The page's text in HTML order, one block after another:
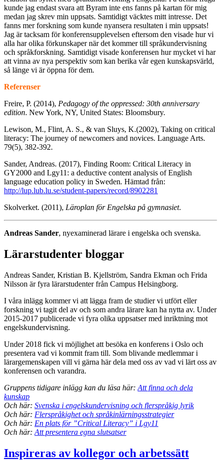
kunde jag endast svara att Byram inte ens fanns på kartan för mig
medan jag skrev min uppsats. Samtidigt väcktes mitt intresse. Det
fanns mer forskning som kunde nyansera resultaten i min uppsats!
Jag är tacksam för konferensupplevelsen eftersom den visade hur vi
alla har olika förkunskaper när det kommer till språkundervisning
och språkforskning. Samtidigt visade konferensen hur mycket vi har
att vinna av nya perspektiv som kan berika vår egen kunskapsvärld,
så länge vi är öppna för dem.
Referenser
Freire, P. (2014), Pedagogy of the oppressed: 30th anniversary
edition. New York, NY, United States: Bloomsbury.
Lewison, M., Flint, A. S., & van Sluys, K.(2002), Taking on critical
literacy: The journey of newcomers and novices. Language Arts.
79(5), 382-392.
Sander, Andreas. (2017), Finding Room: Critical Literacy in
GY2000 and Lgy11: a deductive content analysis of English
language education policy in Sweden. Hämtad från:
http://lup.lub.lu.se/student-papers/record/8902281
Skolverket. (2011), Läroplan för Engelska på gymnasiet.
Andreas Sander, nyexaminerad lärare i engelska och svenska.
Lärarstudenter bloggar
Andreas Sander, Kristian B. Kjellström, Sandra Ekman och Frida
Nilsson är fyra lärarstudenter från Campus Helsingborg.
I våra inlägg kommer vi att lägga fram de studier vi utfört eller
forskning vi tagit del av och som andra lärare kan ha nytta av. Under
2015-2017 publicerade vi fyra olika uppsatser med inriktning mot
engelskundervisning.
Under 2018 fick vi möjlighet att besöka en konferens i Oslo och
presentera vad vi kommit fram till. Som blivande medlemmar i
lärargemenskapen vill vi gärna här dela med oss av vad vi lärt oss av
konferensen och varandra.
Gruppens tidigare inlägg kan du läsa här: Att finna och dela
kunskap
Och här: Svenska i engelskundervisning och flerspråkig lyrik
Och här: Flerspråkighet och språkinlärningsstrategier
Och här: En plats för ”Critical Literacy” i Lgy11
Och här: Att presentera egna slutsatser
Inspireras av kollegor och arbetssätt